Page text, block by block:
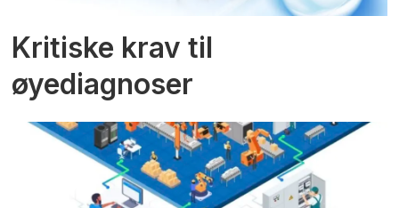
Kritiske krav til
øyediagnoser